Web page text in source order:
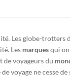
Les globe-trotters
Les marquesqui
de voyageurs du
voyage ne cesse